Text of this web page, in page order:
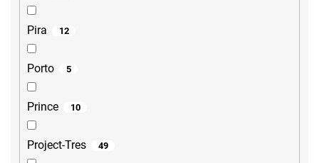
Pira 12
Porto 5
Prince 10
Project-Tres 49